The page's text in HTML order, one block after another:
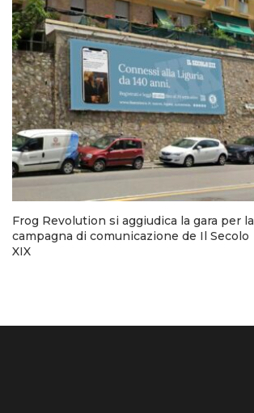
Frog Revolution si aggiudica la gara per la
campagna di comunicazione de Il Secolo
XIX